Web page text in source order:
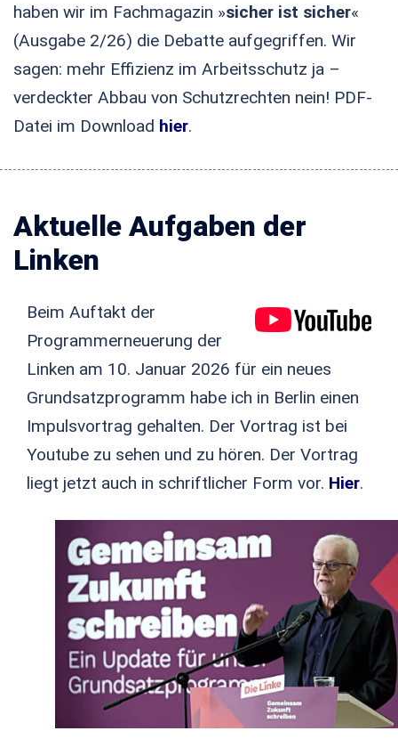
haben wir im Fachmagazin »sicher ist sicher«
(Ausgabe 2/26) die Debatte aufgegriffen. Wir
sagen: mehr Effizienz im Arbeitsschutz ja –
verdeckter Abbau von Schutzrechten nein! PDF-
Datei im Download hier.
Aktuelle Aufgaben der
Linken
Beim Auftakt der
Programmerneuerung der
Linken am 10. Januar 2026 für ein neues
Grundsatzprogramm habe ich in Berlin einen
Impulsvortrag gehalten. Der Vortrag ist bei
Youtube zu sehen und zu hören. Der Vortrag
liegt jetzt auch in schriftlicher Form vor. Hier.